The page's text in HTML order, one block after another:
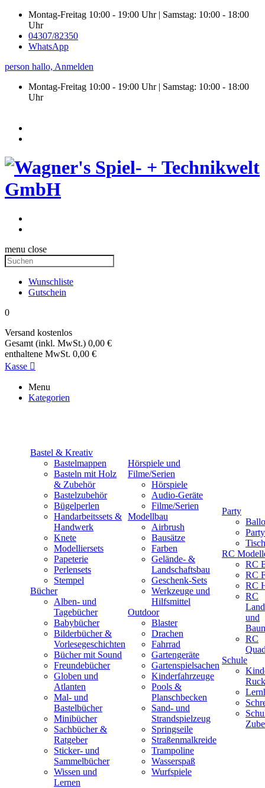
Montag-Freitag 10:00 - 19:00 Uhr | Samstag: 10:00 - 18:00
Uhr
04307/82350
WhatsApp
person hallo, Anmelden
Montag-Freitag 10:00 - 19:00 Uhr | Samstag: 10:00 - 18:00
Uhr
menu close
Wunschliste
Gutschein
0
Versand kostenlos
Gesamt (inkl. MwSt.) 0,00 €
enthaltene MwSt. 0,00 €
Kasse 
Menu
Kategorien
Bastel & Kreativ
Bastelmappen
Basteln mit Holz
& Zubehör
Bastelzubehör
Bügelperlen
Handarbeitssets &
Handwerk
Knete
Modelliersets
Papeterie
Perlensets
Stempel
Bücher
Alben- und
Tagebücher
Babybücher
Bilderbücher &
Vorlesegeschichten
Bücher mit Sound
Freundebücher
Globen und
Atlanten
Mal- und
Bastelbücher
Minibücher
Sachbücher &
Ratgeber
Sticker- und
Sammelbücher
Wissen und
Lernen
Hörspiele und
Filme/Serien
Hörspiele
Audio-Geräte
Filme/Serien
Modellbau
Airbrush
Bausätze
Farben
Gelände- &
Landschaftsbau
Geschenk-Sets
Werkzeuge und
Hilfsmittel
Outdoor
Blaster
Drachen
Fahrrad
Gartengeräte
Gartenspielsachen
Kinderfahrzeuge
Pools &
Planschbecken
Sand- und
Strandspielzeug
Springseile
Straßenmalkreide
Trampoline
Wasserspaß
Wurfspiele
Party
RC
RC
RC
RC
RC
und
RC
Schule